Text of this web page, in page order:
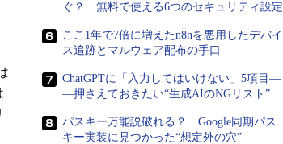
ぐ？ 無料で使える6つのセキュリティ設定
ここ1年で7倍に増えたn8nを悪用したデバイ
ス追跡とマルウェア配布の手口
ChatGPTに「入力してはいけない」5項目―
―押さえておきたい“生成AIのNGリスト”
パスキー万能説破れる？ Google同期パス
キー実装に見つかった“想定外の穴”